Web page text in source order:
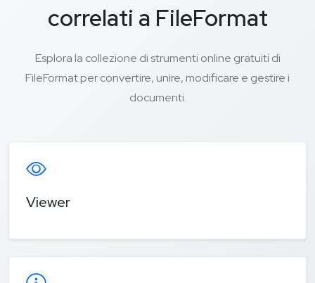
correlati a FileFormat
Esplora la collezione di strumenti online gratuiti di
FileFormat per convertire, unire, modificare e gestire i
documenti.
Viewer